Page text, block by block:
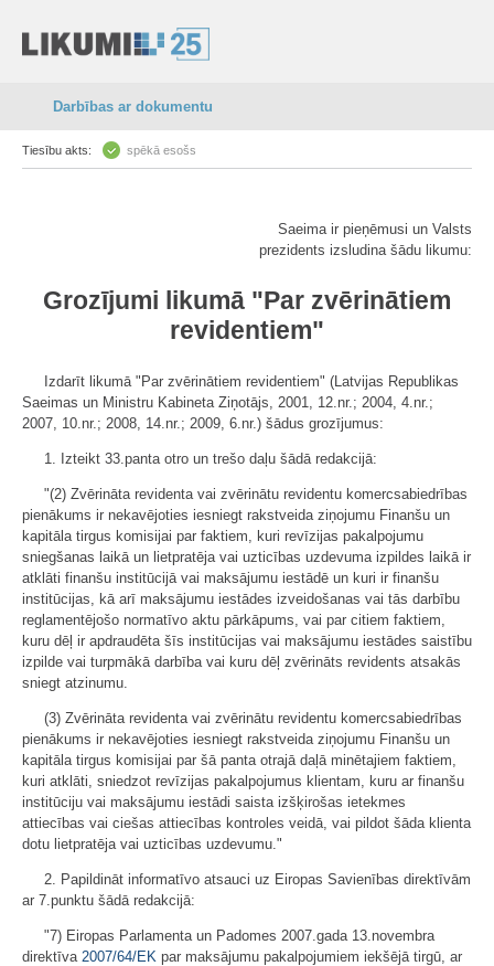
Darbības ar dokumentu
Tiesību akts: spēkā esošs
Saeima ir pieņēmusi un Valsts
prezidents izsludina šādu likumu:
Grozījumi likumā "Par zvērinātiem
revidentiem"
Izdarīt likumā "Par zvērinātiem revidentiem" (Latvijas Republikas
Saeimas un Ministru Kabineta Ziņotājs, 2001, 12.nr.; 2004, 4.nr.;
2007, 10.nr.; 2008, 14.nr.; 2009, 6.nr.) šādus grozījumus:
1. Izteikt 33.panta otro un trešo daļu šādā redakcijā:
"(2) Zvērināta revidenta vai zvērinātu revidentu komercsabiedrības
pienākums ir nekavējoties iesniegt rakstveida ziņojumu Finanšu un
kapitāla tirgus komisijai par faktiem, kuri revīzijas pakalpojumu
sniegšanas laikā un lietpratēja vai uzticības uzdevuma izpildes laikā ir
atklāti finanšu institūcijā vai maksājumu iestādē un kuri ir finanšu
institūcijas, kā arī maksājumu iestādes izveidošanas vai tās darbību
reglamentējošo normatīvo aktu pārkāpums, vai par citiem faktiem,
kuru dēļ ir apdraudēta šīs institūcijas vai maksājumu iestādes saistību
izpilde vai turpmākā darbība vai kuru dēļ zvērināts revidents atsakās
sniegt atzinumu.
(3) Zvērināta revidenta vai zvērinātu revidentu komercsabiedrības
pienākums ir nekavējoties iesniegt rakstveida ziņojumu Finanšu un
kapitāla tirgus komisijai par šā panta otrajā daļā minētajiem faktiem,
kuri atklāti, sniedzot revīzijas pakalpojumus klientam, kuru ar finanšu
institūciju vai maksājumu iestādi saista izšķirošas ietekmes
attiecības vai ciešas attiecības kontroles veidā, vai pildot šāda klienta
dotu lietpratēja vai uzticības uzdevumu."
2. Papildināt informatīvo atsauci uz Eiropas Savienības direktīvām
ar 7.punktu šādā redakcijā:
"7) Eiropas Parlamenta un Padomes 2007.gada 13.novembra
direktīva 2007/64/EK par maksājumu pakalpojumiem iekšējā tirgū, ar